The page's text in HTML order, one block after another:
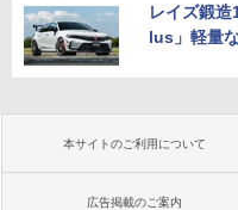
レイズ鍛
lus」軽量
本サイトのご利用について
広告掲載のご案内